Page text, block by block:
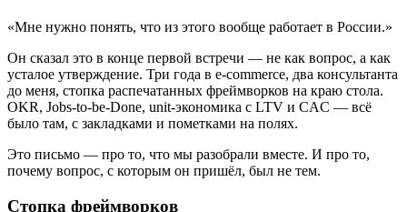
«Мне нужно понять, что из этого вообще работает в России.»
Он сказал это в конце первой встречи — не как вопрос, а как
усталое утверждение. Три года в e-commerce, два консультанта
до меня, стопка распечатанных фреймворков на краю стола.
OKR, Jobs-to-be-Done, unit-экономика с LTV и CAC — всё
было там, с закладками и пометками на полях.
Это письмо — про то, что мы разобрали вместе. И про то,
почему вопрос, с которым он пришёл, был не тем.
Стопка фреймворков